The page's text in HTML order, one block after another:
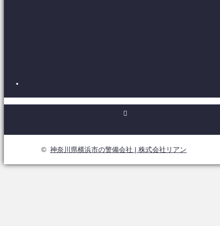
© 神奈川県横浜市の警備会社 | 株式会社リアン